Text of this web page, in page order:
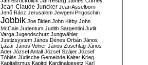
Jean-Claude Juncker Jean Asselborn
Jenő Rácz Jerusalem Jewgeni Prigoschin
Jobbik Joe Biden John Kirby John
McCain Judentum Judith Sargentini Judit
Varga Jugendschutz Jungwähler
Justizsystem János Dénes Orbán János
Lázár János Volner János Zuschlag János
Áder József Antall József Szájer József
Tóbiás Jüdische Gemeinde Kalter Krieg
Kapitalismus Kapitol Kardinalgesetz Karl